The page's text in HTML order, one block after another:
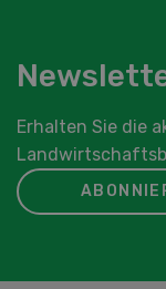
Erhalten Sie die